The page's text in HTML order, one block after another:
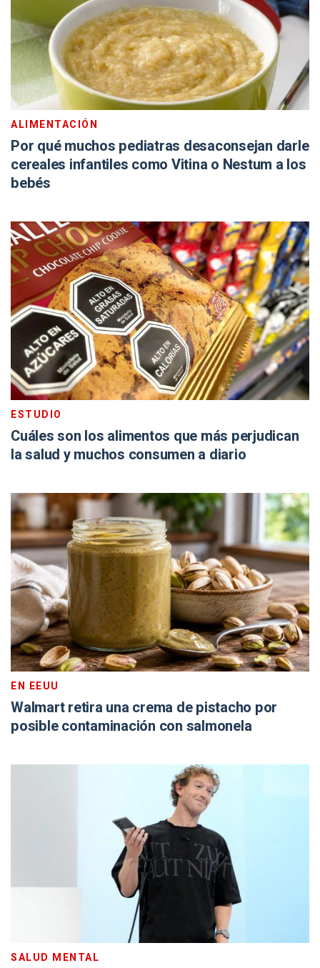
ALIMENTACIÓN
Por qué muchos pediatras desaconsejan darle
cereales infantiles como Vitina o Nestum a los
bebés
ESTUDIO
Cuáles son los alimentos que más perjudican
la salud y muchos consumen a diario
EN EEUU
Walmart retira una crema de pistacho por
posible contaminación con salmonela
SALUD MENTAL